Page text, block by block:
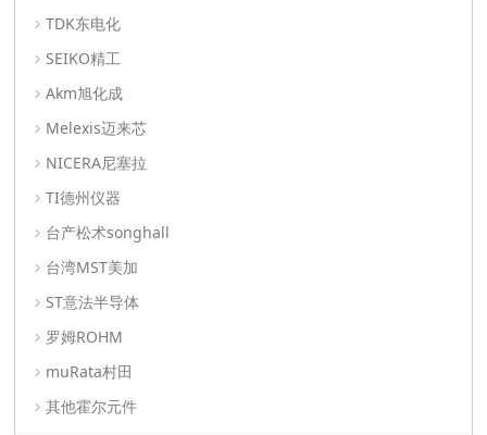
TDK东电化
SEIKO精工
Akm旭化成
Melexis迈来芯
NICERA尼塞拉
TI德州仪器
台产松术songhall
台湾MST美加
ST意法半导体
罗姆ROHM
muRata村田
其他霍尔元件